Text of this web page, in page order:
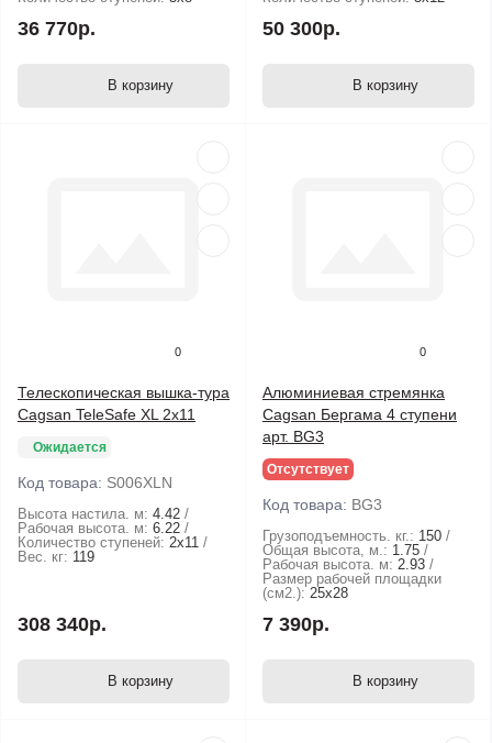
36 770р.
В корзину
50 300р.
В корзину
0
Телескопическая вышка-тура
Cagsan TeleSafe XL 2x11
Ожидается
Код товара: S006XLN
Высота настила. м: 4.42
Рабочая высота. м: 6.22
Количество ступеней: 2х11
Вес. кг: 119
308 340р.
В корзину
0
Алюминиевая стремянка
Cagsan Бергама 4 ступени
арт. BG3
Отсутствует
Код товара: BG3
Грузоподъемность. кг.: 150
Общая высота, м.: 1.75
Рабочая высота. м: 2.93
Размер рабочей площадки
(см2.): 25х28
7 390р.
В корзину